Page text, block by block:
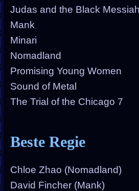
Judas and the Black
Mank
Minari
Nomadland
Promising Young Women
Sound of Metal
The Trial of the Chicago 7
Beste Regie
Chloe Zhao (Nomadland)
David Fincher (Mank)